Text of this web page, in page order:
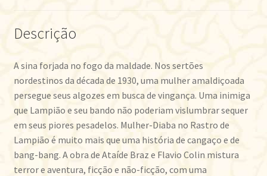
Descrição
A sina forjada no fogo da maldade. Nos sertões
nordestinos da década de 1930, uma mulher amaldiçoada
persegue seus algozes em busca de vingança. Uma inimiga
que Lampião e seu bando não poderiam vislumbrar sequer
em seus piores pesadelos. Mulher-Diaba no Rastro de
Lampião é muito mais que uma história de cangaço e de
bang-bang. A obra de Ataíde Braz e Flavio Colin mistura
terror e aventura, ficção e não-ficção, com uma